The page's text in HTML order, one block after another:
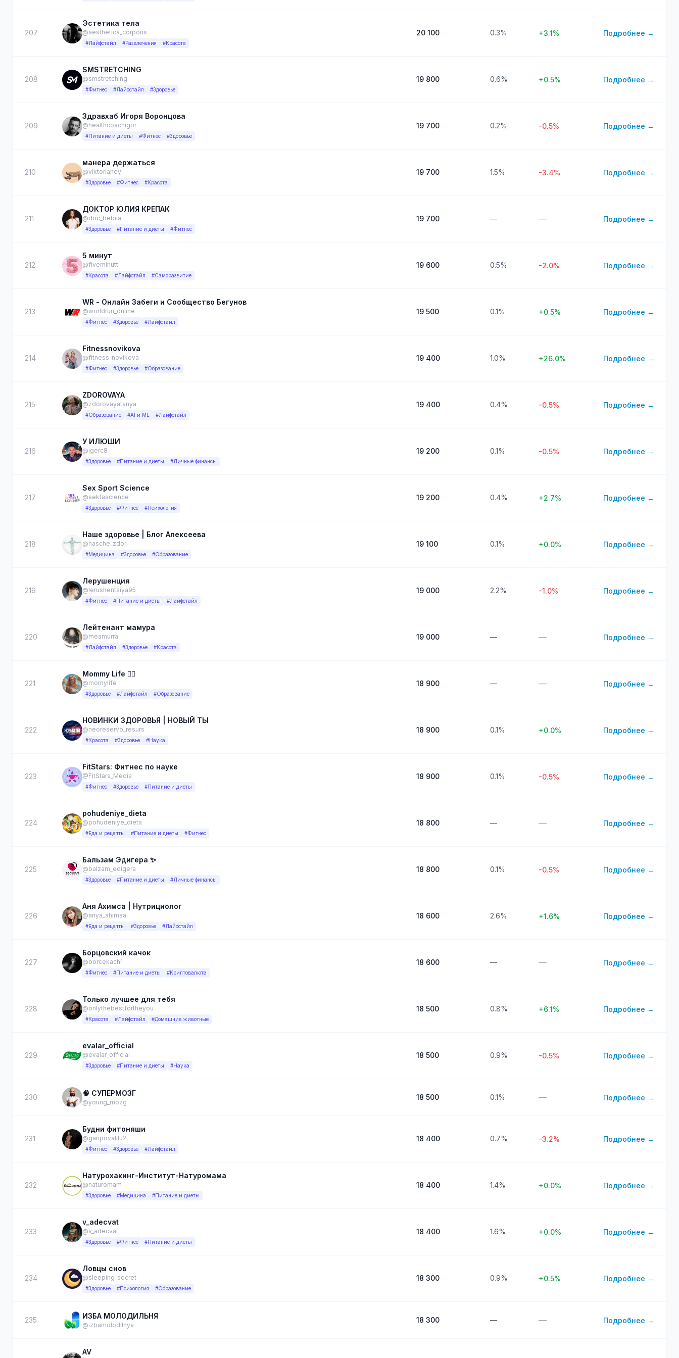
207
Эстетика тела
@aesthetica_corporis
#Лайфстайл #Развлечения #Красота
20 100 0.3% +3.1% Подробнее →
208
SMSTRETCHING
@smstretching
#Фитнес #Лайфстайл #Здоровье
19 800 0.6% +0.5% Подробнее →
209
Здравхаб Игоря Воронцова
@healthcoachigor
#Питание и диеты #Фитнес #Здоровье
19 700 0.2% -0.5% Подробнее →
210
манера держаться
@viktoriahey
#Здоровье #Фитнес #Красота
19 700 1.5% -3.4% Подробнее →
211
ДОКТОР ЮЛИЯ КРЕПАК
@doc_bebiia
#Здоровье #Питание и диеты #Фитнес
19 700 — — Подробнее →
212
5 минут
@fiveminutt
#Красота #Лайфстайл #Саморазвитие
19 600 0.5% -2.0% Подробнее →
213
WR - Онлайн Забеги и Сообщество Бегунов
@worldrun_online
#Фитнес #Здоровье #Лайфстайл
19 500 0.1% +0.5% Подробнее →
214
Fitnessnovikova
@fitness_novikova
#Фитнес #Здоровье #Образование
19 400 1.0% +26.0% Подробнее →
215
ZDOROVAYA
@zdorovayatanya
#Образование #AI и ML #Лайфстайл
19 400 0.4% -0.5% Подробнее →
216
У ИЛЮШИ
@igerc8
#Здоровье #Питание и диеты #Личные финансы
19 200 0.1% -0.5% Подробнее →
217
Sex Sport Science
@sektascience
#Здоровье #Фитнес #Психология
19 200 0.4% +2.7% Подробнее →
218
Наше здоровье | Блог Алексеева
@nasche_zdor
#Медицина #Здоровье #Образование
19 100 0.1% +0.0% Подробнее →
219
Лерушенция
@lerushentsiya95
#Фитнес #Питание и диеты #Лайфстайл
19 000 2.2% -1.0% Подробнее →
220
Лейтенант мамура
@meamurra
#Лайфстайл #Здоровье #Красота
19 000 — — Подробнее →
221
Mommy Life ❤️‍🔥
@momylife
#Здоровье #Лайфстайл #Образование
18 900 — — Подробнее →
222
НОВИНКИ ЗДОРОВЬЯ | НОВЫЙ ТЫ
@neoreservo_resurs
#Красота #Здоровье #Наука
18 900 0.1% +0.0% Подробнее →
223
FitStars: Фитнес по науке
@FitStars_Media
#Фитнес #Здоровье #Питание и диеты
18 900 0.1% -0.5% Подробнее →
224
pohudeniye_dieta
@pohudeniye_dieta
#Еда и рецепты #Питание и диеты #Фитнес
18 800 — — Подробнее →
225
Бальзам Эдигера ✨
@balzam_edigera
#Здоровье #Питание и диеты #Личные финансы
18 800 0.1% -0.5% Подробнее →
226
Аня Ахимса | Нутрициолог
@anya_ahimsa
#Еда и рецепты #Здоровье #Лайфстайл
18 600 2.6% +1.6% Подробнее →
227
Борцовский качок
@borcekach1
#Фитнес #Питание и диеты #Криптовалюта
18 600 — — Подробнее →
228
Только лучшее для тебя
@onlythebestfortheyou
#Красота #Лайфстайл #Домашние животные
18 500 0.8% +6.1% Подробнее →
229
evalar_official
@evalar_official
#Здоровье #Питание и диеты #Наука
18 500 0.9% -0.5% Подробнее →
230 🧠 СУПЕРМОЗГ
@young_mozg
18 500 0.1% — Подробнее →
231
Будни фитоняши
@garipovalilu2
#Фитнес #Здоровье #Лайфстайл
18 400 0.7% -3.2% Подробнее →
232
Натурохакинг-Институт-Натуромама
@naturomam
#Здоровье #Медицина #Питание и диеты
18 400 1.4% +0.0% Подробнее →
233
v_adecvat
@v_adecvat
#Здоровье #Фитнес #Питание и диеты
18 400 1.6% +0.0% Подробнее →
234
Ловцы снов
@sleeping_secret
#Здоровье #Психология #Образование
18 300 0.9% +0.5% Подробнее →
235 ИЗБА МОЛОДИЛЬНЯ
@izbamolodilnya
18 300 — — Подробнее →
AV